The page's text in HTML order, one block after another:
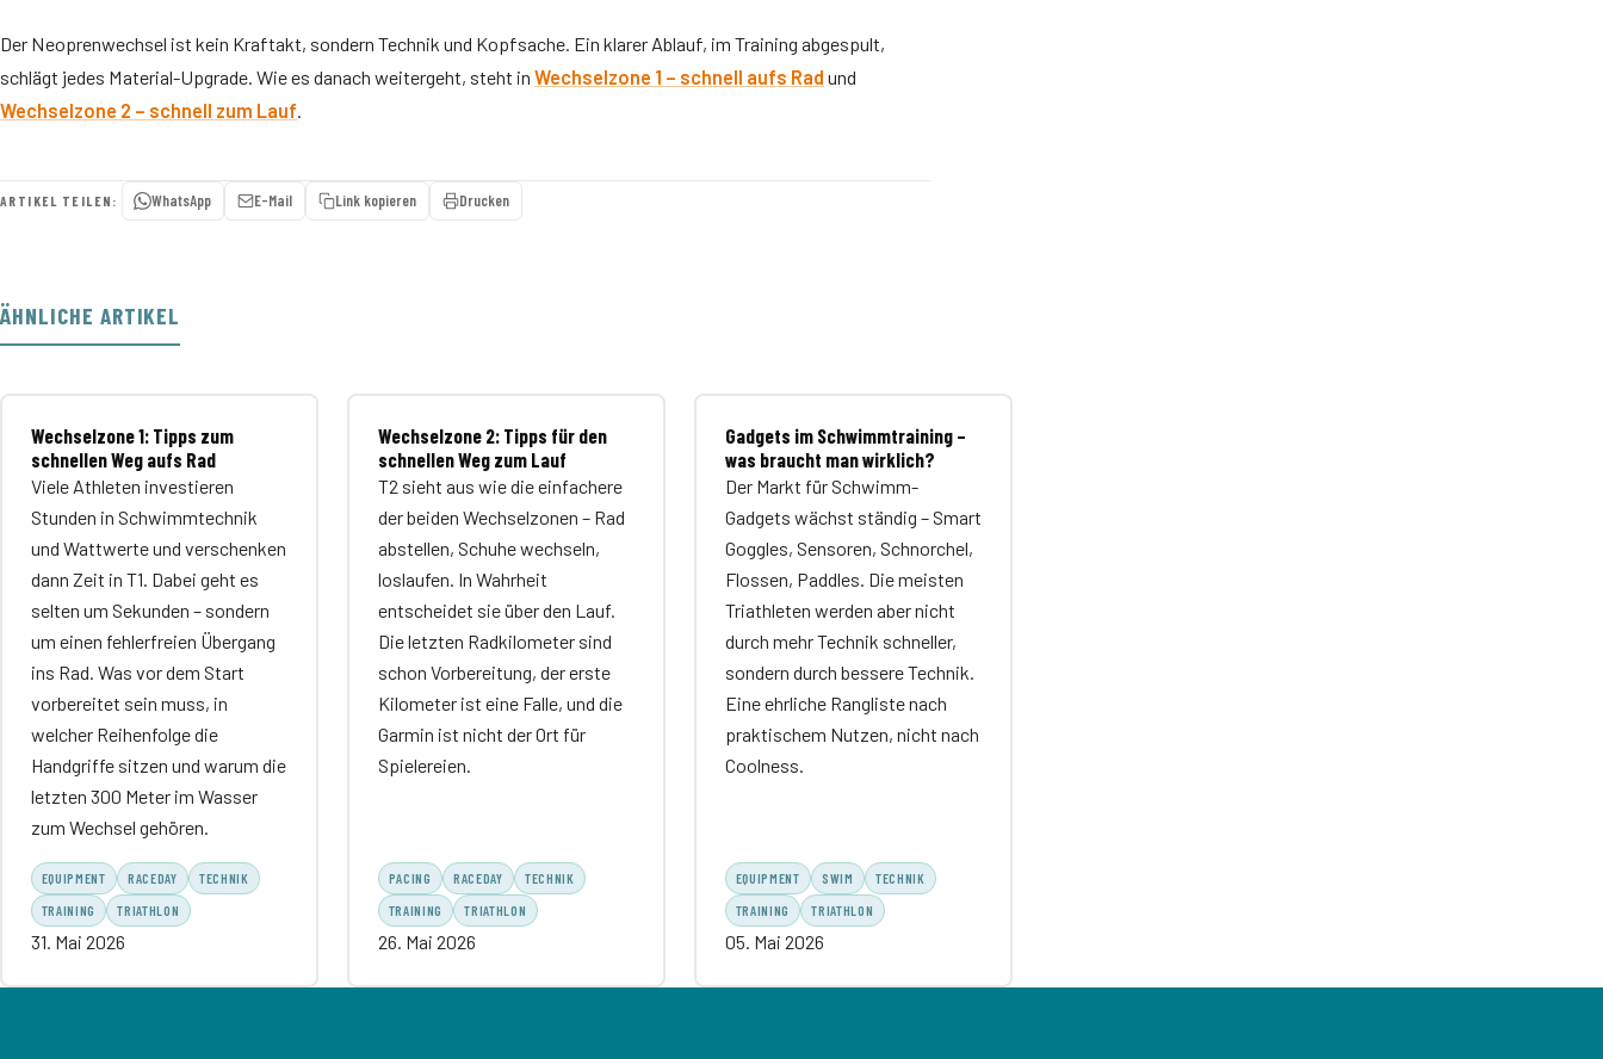
Der Neoprenwechsel ist kein Kraftakt, sondern Technik und Kopfsache. Ein klarer Ablauf, im Training abgespult,
schlägt jedes Material-Upgrade. Wie es danach weitergeht, steht in Wechselzone 1 – schnell aufs Rad und
Wechselzone 2 – schnell zum Lauf.
ARTIKEL TEILEN: WhatsApp E-Mail Link kopieren Drucken
ÄHNLICHE ARTIKEL
Wechselzone 1: Tipps zum
schnellen Weg aufs Rad
Viele Athleten investieren
Stunden in Schwimmtechnik
und Wattwerte und verschenken
dann Zeit in T1. Dabei geht es
selten um Sekunden – sondern
um einen fehlerfreien Übergang
ins Rad. Was vor dem Start
vorbereitet sein muss, in
welcher Reihenfolge die
Handgriffe sitzen und warum die
letzten 300 Meter im Wasser
zum Wechsel gehören.
EQUIPMENT RACEDAY
TECHNIK
TRAINING
TRIATHLON
31. Mai 2026
Wechselzone 2: Tipps für den
schnellen Weg zum Lauf
T2 sieht aus wie die einfachere
der beiden Wechselzonen – Rad
abstellen, Schuhe wechseln,
loslaufen. In Wahrheit
entscheidet sie über den Lauf.
Die letzten Radkilometer sind
schon Vorbereitung, der erste
Kilometer ist eine Falle, und die
Garmin ist nicht der Ort für
Spielereien.
PACING RACEDAY
TECHNIK
TRAINING
TRIATHLON
26. Mai 2026
Gadgets im Schwimmtraining –
was braucht man wirklich?
Der Markt für Schwimm-
Gadgets wächst ständig – Smart
Goggles, Sensoren, Schnorchel,
Flossen, Paddles. Die meisten
Triathleten werden aber nicht
durch mehr Technik schneller,
sondern durch bessere Technik.
Eine ehrliche Rangliste nach
praktischem Nutzen, nicht nach
Coolness.
EQUIPMENT SWIM
TECHNIK
TRAINING
TRIATHLON
05. Mai 2026